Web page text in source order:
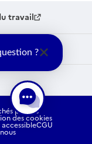
travail
publics
des cookies
CGU
?